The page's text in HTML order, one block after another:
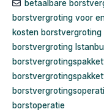
betaalbare
borstvergroting voor
kosten borstvergroting
borstvergroting
borstoperatie